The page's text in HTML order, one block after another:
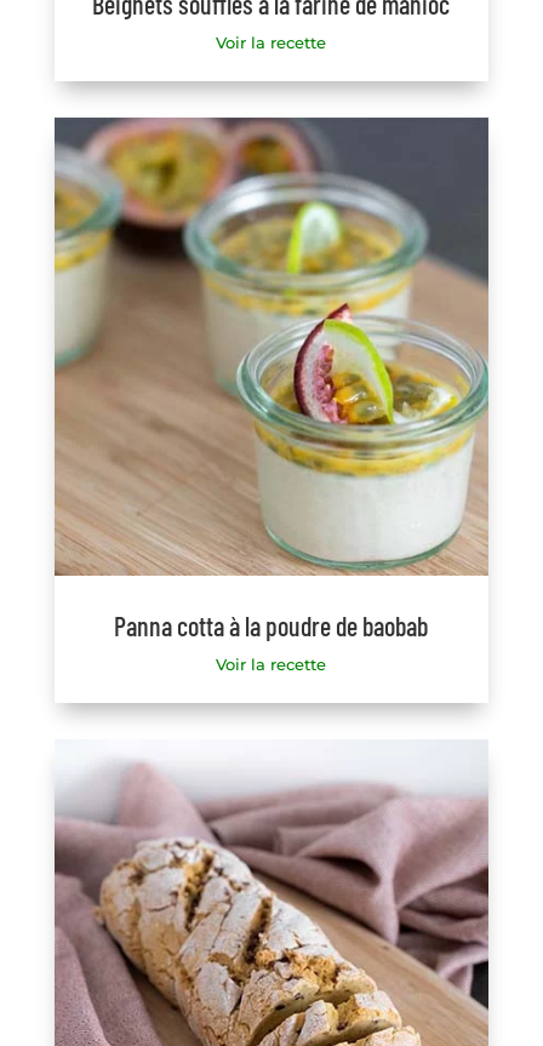
Voir la recette
Panna cotta à la poudre de baobab
Voir la recette